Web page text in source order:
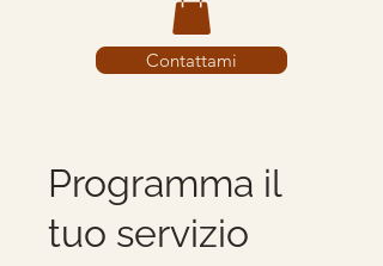
Contattami
Programma il
tuo servizio